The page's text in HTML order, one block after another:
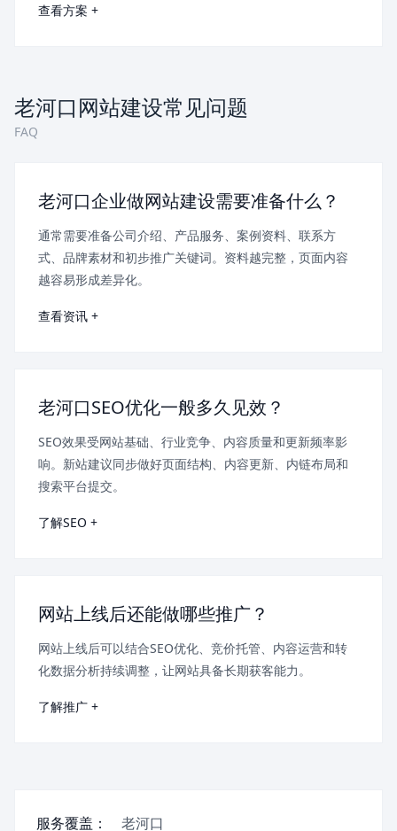
查看方案 +
老河口网站建设常见问题
FAQ
老河口企业做网站建设需要准备什么？
通常需要准备公司介绍、产品服务、案例资料、联系方
式、品牌素材和初步推广关键词。资料越完整，页面内容
越容易形成差异化。
查看资讯 +
老河口SEO优化一般多久见效？
SEO效果受网站基础、行业竞争、内容质量和更新频率影
响。新站建议同步做好页面结构、内容更新、内链布局和
搜索平台提交。
了解SEO +
网站上线后还能做哪些推广？
网站上线后可以结合SEO优化、竞价托管、内容运营和转
化数据分析持续调整，让网站具备长期获客能力。
了解推广 +
服务覆盖： 老河口